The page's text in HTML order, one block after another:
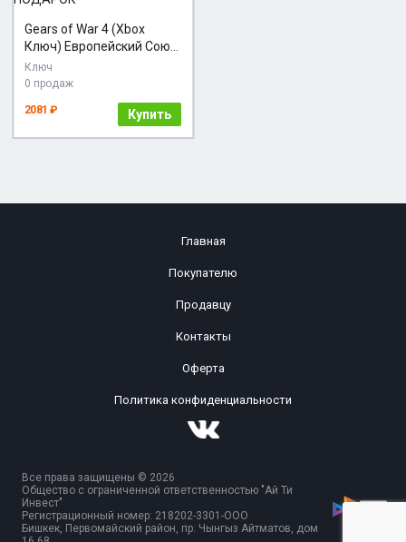
Gears of War 4 (Xbox
Ключ) Европейский Союз
+ ПОДАРОК
Ключ
0 продаж
2081 ₽ Купить
Главная
Покупателю
Продавцу
Контакты
Оферта
Политика конфиденциальности
Все права защищены © 2026
Общество с ограниченной ответственностью "Ай Ти
Инвест"
Регистрационный номер: 218202-3301-ООО
Бишкек, Первомайский район, пр. Чынгыз Айтматов, дом